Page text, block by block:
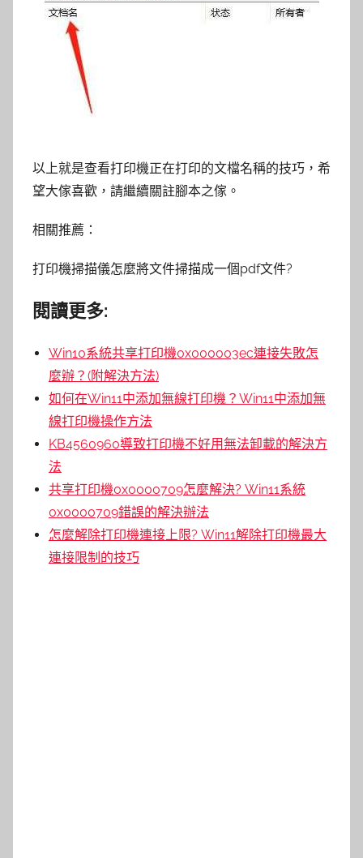
以上就是查看打印機正在打印的文檔名稱的技巧，希
望大傢喜歡，請繼續關註腳本之傢。
相關推薦：
打印機掃描儀怎麼將文件掃描成一個pdf文件?
閱讀更多:
Win10系統共享打印機0x000003ec連接失敗怎
麼辦？(附解決方法)
如何在Win11中添加無線打印機？Win11中添加無
線打印機操作方法
KB4560960導致打印機不好用無法卸載的解決方
法
共享打印機0x0000709怎麼解決? Win11系統
0x0000709錯誤的解決辦法
怎麼解除打印機連接上限? Win11解除打印機最大
連接限制的技巧